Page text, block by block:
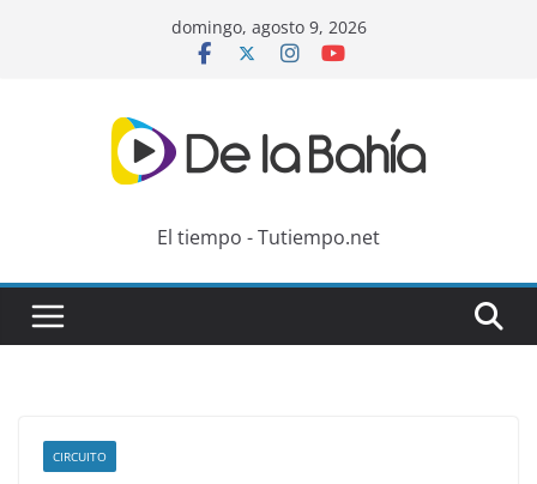
domingo, agosto 9, 2026
El tiempo - Tutiempo.net
CIRCUITO